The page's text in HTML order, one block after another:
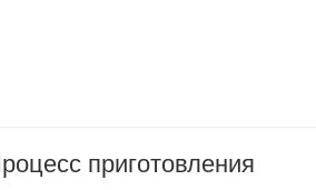
приготовления